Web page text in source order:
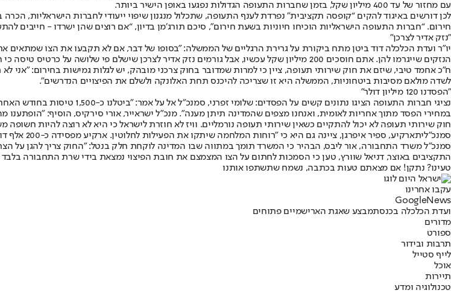
עם מחזור של עד 400 מיליון שקל, בזמן שחברות התעופה הגדולות נפגעו באופן הישיר ביותר.
לכן דורשים באיגוד להקים “קופסה תקציבית” נפרדת לענף התעופה, שתכלול מנגנון שיפוי ייעודי לחברות הישראליות,
חירום. “חברות התעופה הישראליות הוכיחו חיוניות בשעת חירום”, סיכם תורג׳מן בדיון, “אם רוצים שהן ישרדו - חייבים
"נזק אדיר לצרכן"
יו"ר ועדת הכלכלה דוד ביטן מתח ביקורת על גרירת הרגליים של הממשלה: "בסופו של דבר, אם לא תקבעו את הצו
הנזקים שייגרמו להן. אתם חוסכים 200 מיליון שקל עכשיו, אבל גורמים נזק אדיר לצרכן שישלם פי שלושה על כרטיס טיסה כי חברות זרות לא ירצו לטוס לישראל מחשש לתביעות ייצוגיות".
ח"כ אחמד טיבי, שיזם את חוק שירותי תעופה, ציין כי למרות שמדובר בחוק צרכני מובהק, יש לגלות גמישות בחירום:
לשדה מולאם מסיבות ביטחוניות, הממשלה היא זו שצריכה להיכנס תחת האלונקה ולשלם את הפיצויים הנדרשים".
"הפסדנו 120 מיליון דולר"
במחירי הפסד מתוך אחריות לאומית, ואנחנו מצפים שהמדינה תיתן מענה". מנכ"ל ישראייר, אורי סירקיס, הוסיף:
חוק שירותי תעופה לא יכול להתקיים כשאין שירותי תעופה נורמליים. וויז לא חוזרת לישראל כי היא לא רוצה להיות חשופה
סמנכ"ליתארקיע, ספיר איפרגן, ציינה גם היא כי "רוחות המלחמה שיתקו את הפעילות לחלוטין. ארקיע מפסידה כ-200 אלף דולר ביום. לא סביר להעמיס את עלות המלחמה רק על החברות".
סמנכ"ל משרד התחבורה, אור ליבס, הבהיר כי המשרד תומך במתווה שבו המדינה לוקחת חלק בנטל: "החוק צריך להגן על
התקציבים באוצר, דניאל שוורץ, טען כי הסמכות לחתום על הצו המצמצם את חובת הפיצוי נמצאת בידי שרת התחבורה בלבד
טעינו? נתקן! אם מצאתם טעות בכתבה, נשמח שתשתפו אותנו
עקבו אחרינו
Googl eNews
ועדת הכלכלה בכנסתמבצע שאגת הארישמיים פתוחים
מדורים
ספורט
תרבות ובידור
לייף סטייל
אוכל
תיירות
טכנולוגיה ומדע